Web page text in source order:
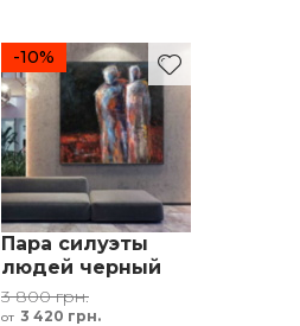
-10%
Пара силуэты
людей черный
красный серый
3 800 грн.
от 3 420 грн.